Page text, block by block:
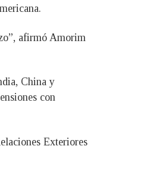
afirmó Amorim
China y
con
Exteriores